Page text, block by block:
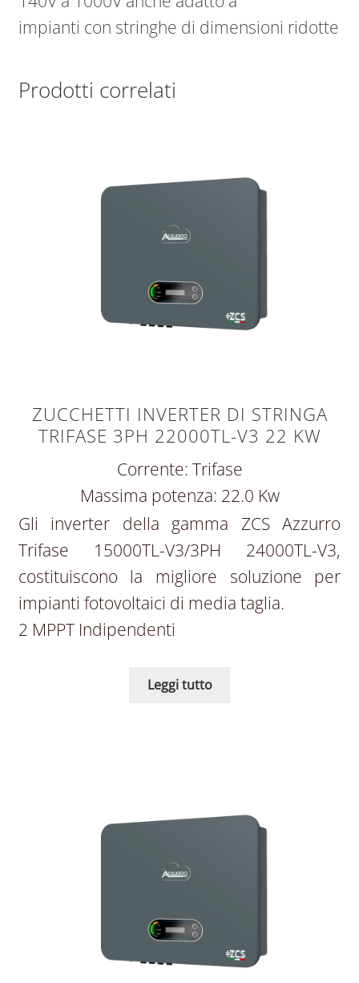
impianti con stringhe di dimensioni ridotte
Prodotti correlati
ZUCCHETTI INVERTER DI STRINGA
TRIFASE 3PH 22000TL-V3 22 KW
Corrente: Trifase
Massima potenza: 22.0 Kw
Gli inverter della gamma ZCS Azzurro
Trifase 15000TL-V3/3PH 24000TL-V3,
costituiscono la migliore soluzione per
impianti fotovoltaici di media taglia.
2 MPPT Indipendenti
Leggi tutto